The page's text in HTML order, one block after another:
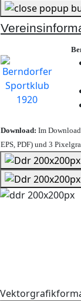
Download: Im
EPS, PDF) und 3